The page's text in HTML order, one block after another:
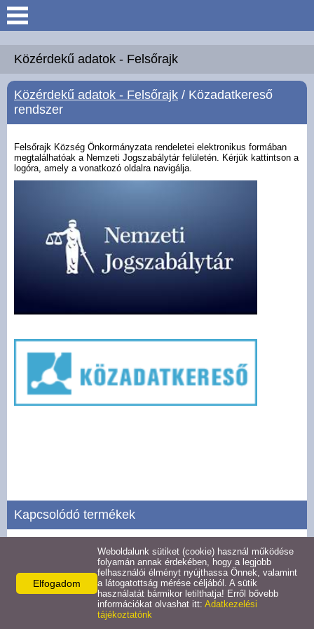
Keresés
Köszöntő
Hírek
Polgármesteri Hivatal
Közérdekű adatok -
Felsőrajk
Választási információk -
Felsőrajk
EFOP-1.5.2-16-2017-00008
Közérdekű adatok - Felsőrajk
Közérdekű adatok - Felsőrajk / Közadatkereső
rendszer
Felsőrajk Község Önkormányzata rendeletei elektronikus formában
megtalálhatóak a Nemzeti Jogszabálytár felületén. Kérjük kattintson a
logóra, amely a vonatkozó oldalra navigálja.
Kapcsolódó termékek
Tevékenységre, működésre vonatkozó adatok
Részletek
Elfogadom
Weboldalunk sütiket (cookie) használ működése
folyamán annak érdekében, hogy a legjobb
felhasználói élményt nyújthassa Önnek, valamint
a látogatottság mérése céljából. A sütik
használatát bármikor letilthatja! Erről bővebb
információkat olvashat itt: Adatkezelési
tájékoztatónk